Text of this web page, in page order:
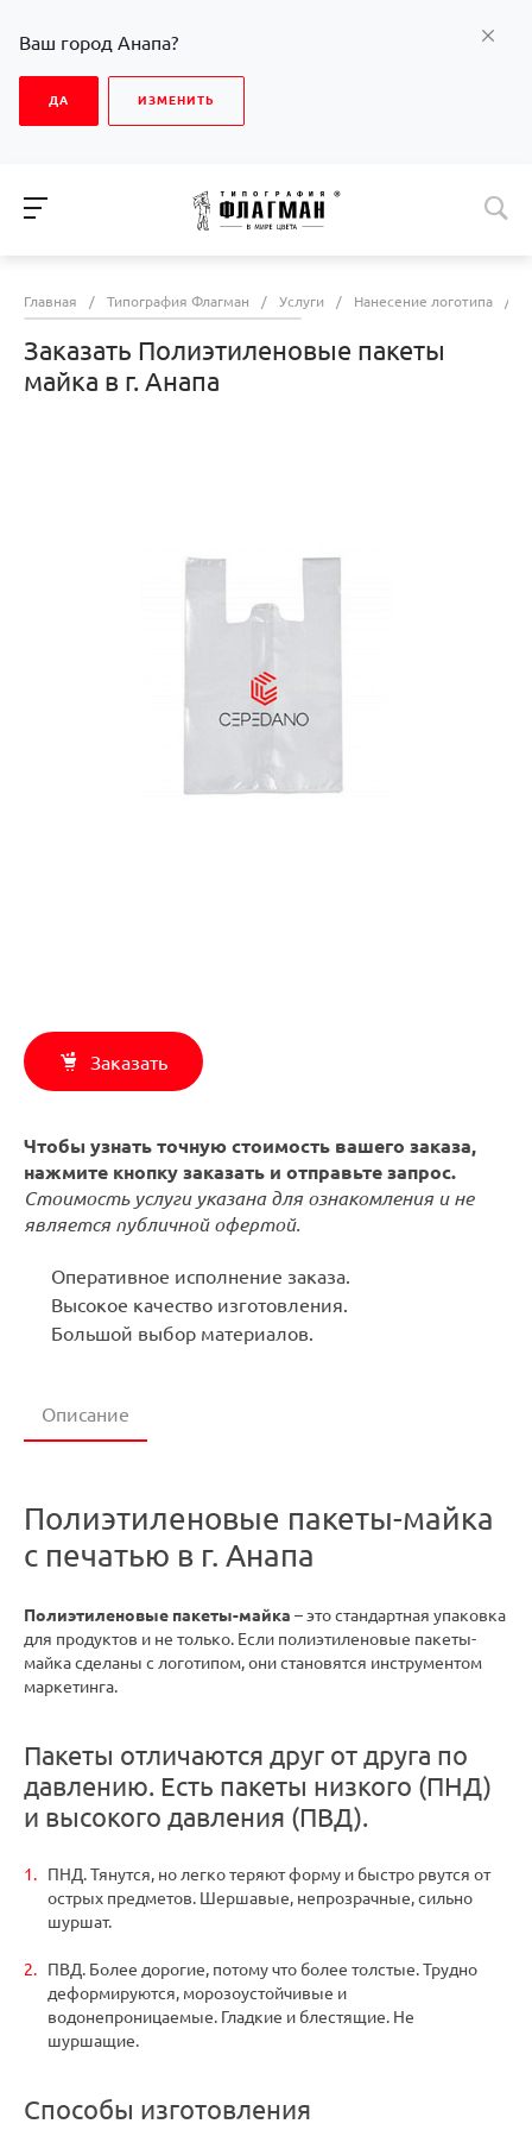
Ваш город Анапа?
ДА ИЗМЕНИТЬ
Главная / Типография Флагман / Услуги / Нанесение логотипа /
Заказать Полиэтиленовые пакеты
майка в г. Анапа
Заказать
Чтобы узнать точную стоимость вашего заказа,
нажмите кнопку заказать и отправьте запрос.
Стоимость услуги указана для ознакомления и не
является публичной офертой.
Оперативное исполнение заказа.
Высокое качество изготовления.
Большой выбор материалов.
Описание
Полиэтиленовые пакеты-майка
с печатью в г. Анапа
Полиэтиленовые пакеты-майка – это стандартная упаковка
для продуктов и не только. Если полиэтиленовые пакеты-
майка сделаны с логотипом, они становятся инструментом
маркетинга.
Пакеты отличаются друг от друга по
давлению. Есть пакеты низкого (ПНД)
и высокого давления (ПВД).
ПНД. Тянутся, но легко теряют форму и быстро рвутся от
острых предметов. Шершавые, непрозрачные, сильно
шуршат.
ПВД. Более дорогие, потому что более толстые. Трудно
деформируются, морозоустойчивые и
водонепроницаемые. Гладкие и блестящие. Не
шуршащие.
Способы изготовления